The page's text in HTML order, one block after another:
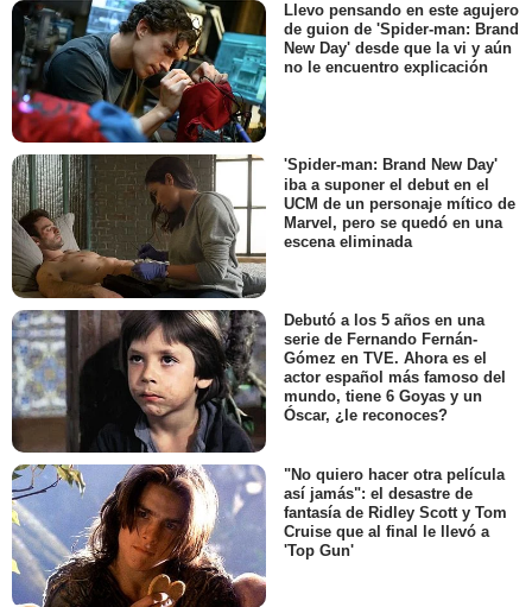
Llevo pensando en este agujero
de guion de 'Spider-man: Brand
New Day' desde que la vi y aún
no le encuentro explicación
'Spider-man: Brand New Day'
iba a suponer el debut en el
UCM de un personaje mítico de
Marvel, pero se quedó en una
escena eliminada
Debutó a los 5 años en una
serie de Fernando Fernán-
Gómez en TVE. Ahora es el
actor español más famoso del
mundo, tiene 6 Goyas y un
Óscar, ¿le reconoces?
"No quiero hacer otra película
así jamás": el desastre de
fantasía de Ridley Scott y Tom
Cruise que al final le llevó a
'Top Gun'